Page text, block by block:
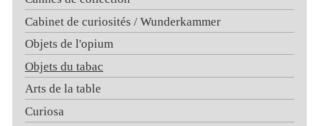
Cabinet de curiosités / Wunderkammer
Objets de l'opium
Objets du tabac
Arts de la table
Curiosa